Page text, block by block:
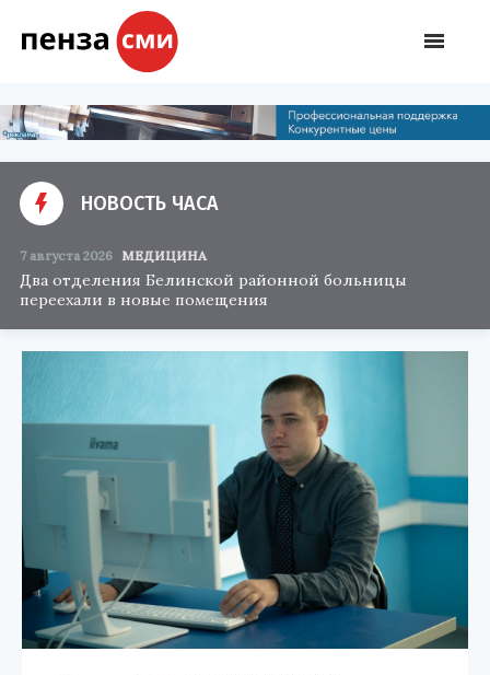
НОВОСТЬ ЧАСА
7 августа 2026 МЕДИЦИНА
Два отделения Белинской районной больницы
переехали в новые помещения